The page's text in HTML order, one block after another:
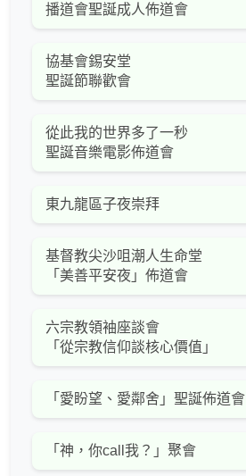
播道會聖誕成人佈道會
協基會錫安堂
聖誕節聯歡會
從此我的世界多了一秒
聖誕音樂電影佈道會
東九龍區子夜崇拜
基督教尖沙咀潮人生命堂
「美善平安夜」佈道會
六宗教領袖座談會
「從宗教信仰談核心價值」
「愛盼望、愛鄰舍」聖誕佈道會
「神，你call我？」聚會